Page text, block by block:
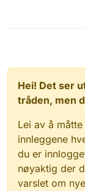
Hei! Det ser
tråden, men
Lei av å
innleggene
du er
nøyaktig der
varslet om